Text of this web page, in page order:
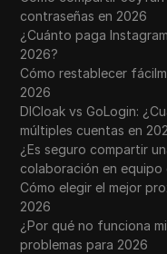
contraseñas en 2026
¿Cuánto paga
2026?
Cómo restablecer
2026
DICloak vs GoLogin:
múltiples cuentas en
¿Es seguro compartir
colaboración en equipo
Cómo elegir el mejor
2026
¿Por qué no funciona
problemas para 2026